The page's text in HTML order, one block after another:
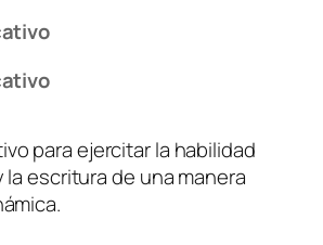
para ejercitar la habilidad
la escritura de una manera